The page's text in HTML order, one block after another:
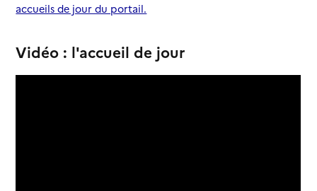
accueils de jour du portail.
Vidéo : l'accueil de jour